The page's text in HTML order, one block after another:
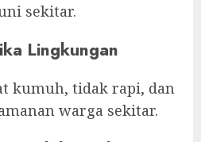
sekitar.
Lingkungan
kumuh, tidak rapi, dan
warga sekitar.